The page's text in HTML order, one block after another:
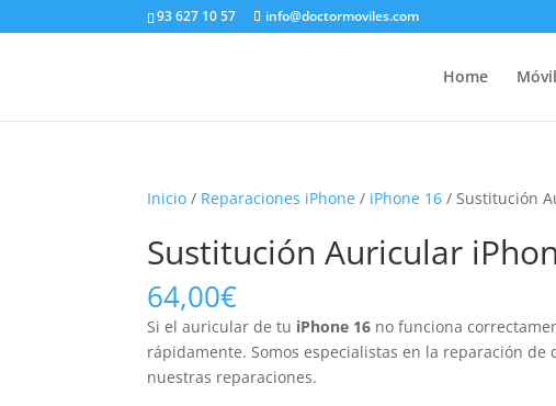
93 627 10 57 info@doctormoviles.com
Home
Inicio / Reparaciones iPhone / iPhone 16 / Sustitución
Sustitución Auricular
64,00€
Si el auricular de tu iPhone 16 no funciona
rápidamente. Somos especialistas en la reparación de
nuestras reparaciones.